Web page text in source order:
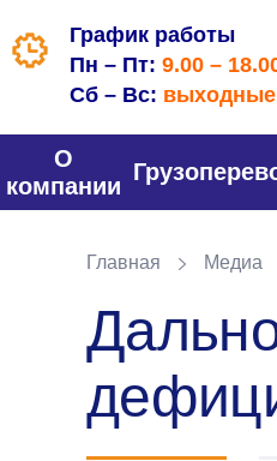
График работы
Пн – Пт: 9.00 –
Сб – Вс: выходные
О
компании
Главная Медиа